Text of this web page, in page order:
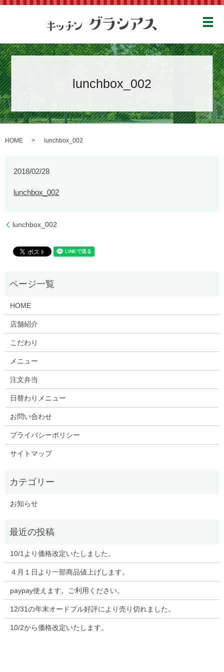
メ
lunchbox_002
HOME lunchbox_002
2018/02/28
lunchbox_002
lunchbox_002
HOME
店舗紹介
こだわり
メニュー
注文弁当
日替わりメニュー
お問い合わせ
プライバシーポリシー
サイトマップ
お知らせ
10/1より価格改定いたしました。
４月１日より一部商品値上げします。
paypay使えます。ご利用ください。
12/31の年末オードブル好評により売り切れました。
10/2から価格改定いたします。